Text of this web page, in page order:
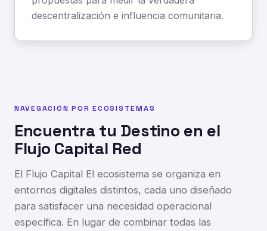
descentralización e influencia comunitaria.
NAVEGACIÓN POR ECOSISTEMAS
Encuentra tu Destino en el
Flujo Capital Red
El Flujo Capital El ecosistema se organiza en
entornos digitales distintos, cada uno diseñado
para satisfacer una necesidad operacional
específica. En lugar de combinar todas las